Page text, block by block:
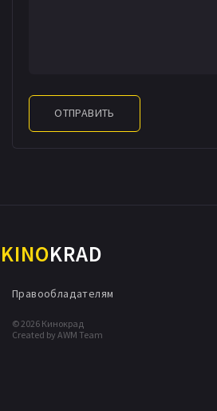
ОТПРАВИТЬ
KINOKRAD
© 2026 Кинокрад
Created by AWM Team
Правообладателям